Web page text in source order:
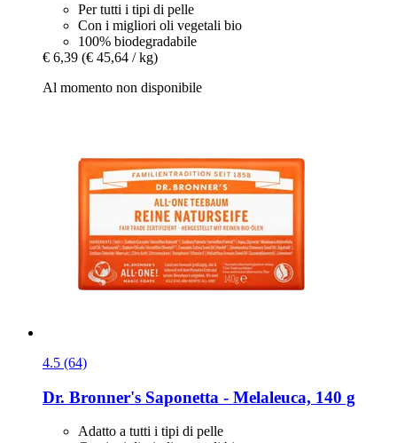
Per tutti i tipi di pelle
Con i migliori oli vegetali bio
100% biodegradabile
€ 6,39 (€ 45,64 / kg)
Al momento non disponibile
4.5 (64)
Dr. Bronner's Saponetta -​ Melaleuca, 140 g
Adatto a tutti i tipi di pelle